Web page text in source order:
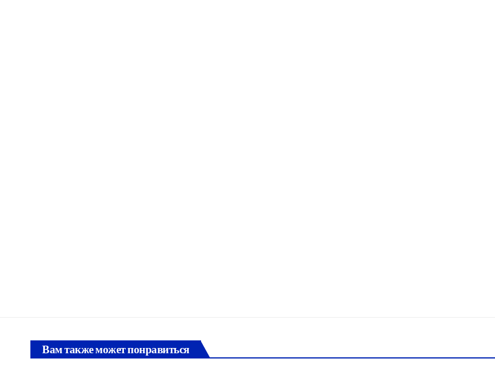
Вам также может понравиться